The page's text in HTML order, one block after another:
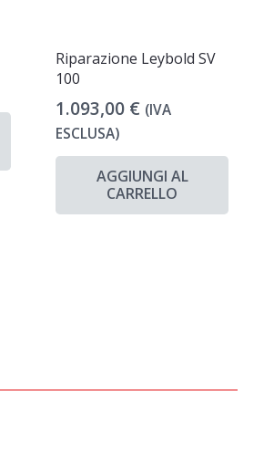
Riparazione Leybold SV
100
1.093,00 € (IVA
ESCLUSA)
AGGIUNGI AL
CARRELLO